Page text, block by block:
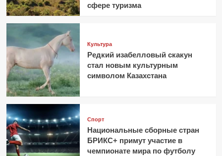
сфере туризма
Культура
Редкий изабелловый скакун
стал новым культурным
символом Казахстана
Спорт
Национальные сборные стран
БРИКС+ примут участие в
чемпионате мира по футболу